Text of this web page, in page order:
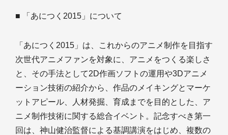
■ 「あにつく2015」について
「あにつく2015」は、これからのアニメ制作を目指す
次世代アニメファンを対象に、アニメをつくる楽しさ
と、その手法として2D作画ソフトの運用や3Dアニメ
ーション技術の紹介から、作品のメイキングとマーケ
ットアピール、人材発掘、育成までを目的とした、ア
ニメ制作技術に関する総合イベント。記念すべき第一
回は、神山健治監督による基調講演をはじめ、複数の